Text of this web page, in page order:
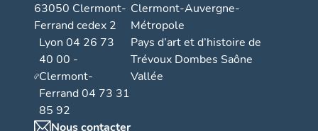
63050 Clermont-
Ferrand cedex 2
Lyon 04 26 73
40 00 -
Clermont-
Ferrand 04 73 31
85 92
Nous contacter
Clermont-Auvergne-
Métropole
Pays d’art et d’histoire de
Trévoux Dombes Saône
Vallée